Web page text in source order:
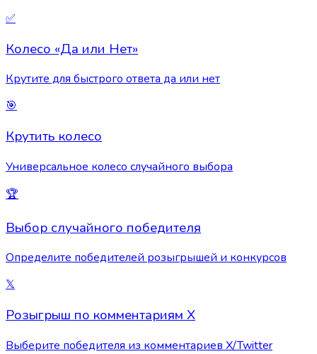
✅
Колесо «Да или Нет»
Крутите для быстрого ответа да или нет
🎯
Крутить колесо
Универсальное колесо случайного выбора
🏆
Выбор случайного победителя
Определите победителей розыгрышей и конкурсов
𝕏
Розыгрыш по комментариям X
Выберите победителя из комментариев X/Twitter